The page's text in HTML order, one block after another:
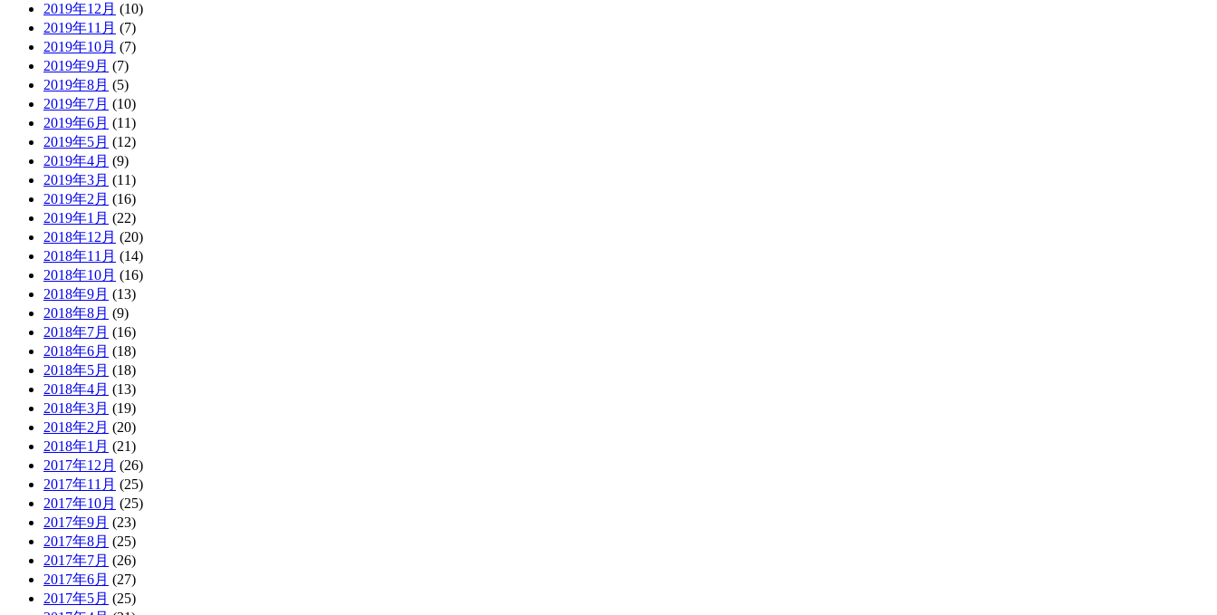
2019年12月 (10)
2019年11月 (7)
2019年10月 (7)
2019年9月 (7)
2019年8月 (5)
2019年7月 (10)
2019年6月 (11)
2019年5月 (12)
2019年4月 (9)
2019年3月 (11)
2019年2月 (16)
2019年1月 (22)
2018年12月 (20)
2018年11月 (14)
2018年10月 (16)
2018年9月 (13)
2018年8月 (9)
2018年7月 (16)
2018年6月 (18)
2018年5月 (18)
2018年4月 (13)
2018年3月 (19)
2018年2月 (20)
2018年1月 (21)
2017年12月 (26)
2017年11月 (25)
2017年10月 (25)
2017年9月 (23)
2017年8月 (25)
2017年7月 (26)
2017年6月 (27)
2017年5月 (25)